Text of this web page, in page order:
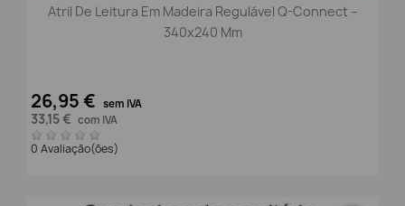
Atril De Leitura Em Madeira Regulável Q-Connect –
340x240 Mm
26,95 € sem IVA
33,15 € com IVA
0 Avaliação(ões)